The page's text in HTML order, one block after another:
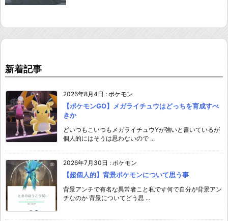
新着記事
2026年8月4日 : ポケモン
【ポケモンGO】メガライチュウはどっちを育成すべ
きか
どいつもこいつもメガライチュウYが強いと書いているが
個人的にはそうは思わないので ...
2026年7月30日 : ポケモン
【超個人的】背景ポケモンについて思う事
背景アンチで有名な異常者こと私です何で自分が背景アン
チなのか 背景についてどう思 ...